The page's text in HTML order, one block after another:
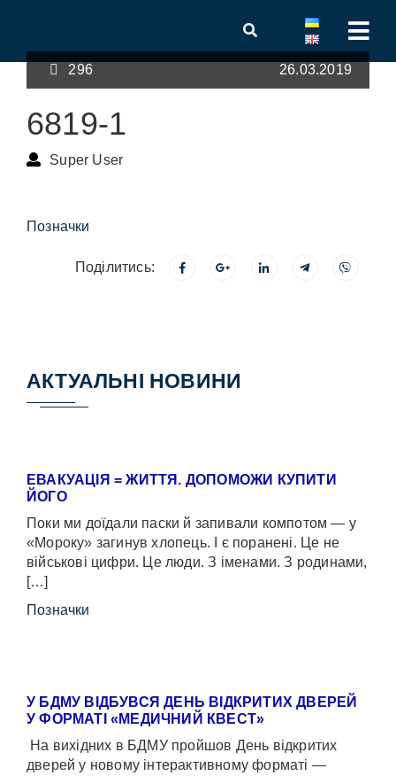
296 26.03.2019
6819-1
Super User
Позначки
Поділитись:
АКТУАЛЬНІ НОВИНИ
ЕВАКУАЦІЯ = ЖИТТЯ. ДОПОМОЖИ КУПИТИ
ЙОГО
Поки ми доїдали паски й запивали компотом — у
«Мороку» загинув хлопець. І є поранені. Це не
військові цифри. Це люди. З іменами. З родинами,
[…]
Позначки
У БДМУ ВІДБУВСЯ ДЕНЬ ВІДКРИТИХ ДВЕРЕЙ
У ФОРМАТІ «МЕДИЧНИЙ КВЕСТ»
На вихідних в БДМУ пройшов День відкритих
дверей у новому інтерактивному форматі —